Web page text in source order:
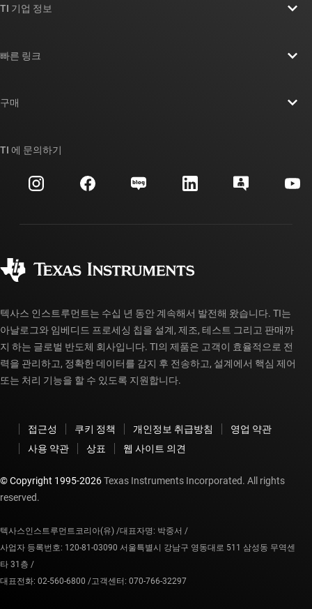
TI 기업 정보
투자 관계
제조
빠른 링크
대체품 검색
고객 지원 센터
myTI 계정 FAQ
구매
주문 FAQ
TI 에 문의하기
텍사스 인스트루먼트는 수십 년 동안 계속해서 발전해 왔습니다. TI는
아날로그와 임베디드 프로세싱 칩을 설계, 제조, 테스트 그리고 판매까
지 하는 글로벌 반도체 회사입니다. TI의 제품은 고객이 효율적으로 전
력을 관리하고, 정확한 데이터를 감지 후 전송하고, 설계에서 핵심 제어
또는 처리 기능을 할 수 있도록 지원합니다.
접근성 쿠키 정책 개인정보 취급방침
영업 약관
사용 약관
상표 웹 사이트 의견
© Copyright 1995-2026Texas Instruments Incorporated. All rights
reserved.
텍사스인스트루먼트코리아(유) /대표자명: 박중서 /
사업자 등록번호: 120-81-03090 서울특별시 강남구 영동대로 511 삼성동 무역센
타 31층 /
대표전화: 02-560-6800 /고객센터: 070-766-32297